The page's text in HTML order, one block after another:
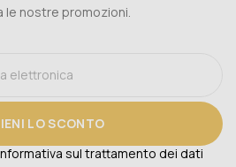
le nostre promozioni.
LO SCONTO
sul trattamento dei dati